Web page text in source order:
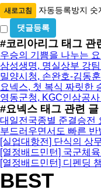
록
방
지
새로고침 자동등록방지 숫
비
밀
글
사
용
#코리아리그 태그 관
우승의 기쁨을 나누는
삼성생명, 명실상부 강
밀양시청, 손완호-김동
요넥스, 첫 복식 짜릿한
영동군청, KGC인삼공
#요넥스 태그 관련 글
대일전국종별 준결승전
부드러우면서도 빠른
[실업대항전] 단식의 상
[열정배드민턴] 국군체
[열정배드민턴] 디펜딩
BEST